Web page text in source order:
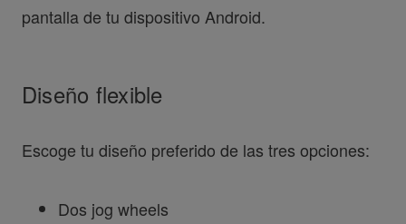
pantalla de tu dispositivo Android.
Diseño flexible
Escoge tu diseño preferido de las tres opciones:
Dos jog wheels